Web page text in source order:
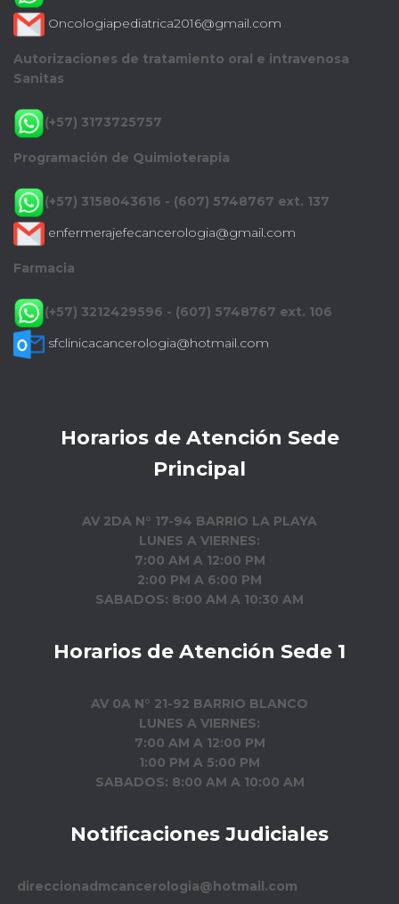
Oncologiapediatrica2016@gmail.com
Autorizaciones de tratamiento oral e intravenosa
Sanitas
(+57) 3173725757
Programación de Quimioterapia
(+57) 3158043616 - (607) 5748767 ext. 137
enfermerajefecancerologia@gmail.com
Farmacia
(+57) 3212429596 - (607) 5748767 ext. 106
sfclinicacancerologia@hotmail.com
Horarios de Atención Sede
Principal
AV 2DA N° 17-94 BARRIO LA PLAYA
LUNES A VIERNES:
7:00 AM A 12:00 PM
2:00 PM A 6:00 PM
SABADOS: 8:00 AM A 10:30 AM
Horarios de Atención Sede 1
AV 0A N° 21-92 BARRIO BLANCO
LUNES A VIERNES:
7:00 AM A 12:00 PM
1:00 PM A 5:00 PM
SABADOS: 8:00 AM A 10:00 AM
Notificaciones Judiciales
direccionadmcancerologia@hotmail.com